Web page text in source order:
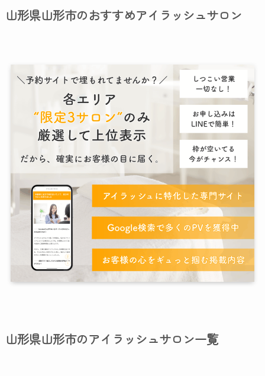
山形県山形市のおすすめアイラッシュサロン
山形県山形市のアイラッシュサロン一覧